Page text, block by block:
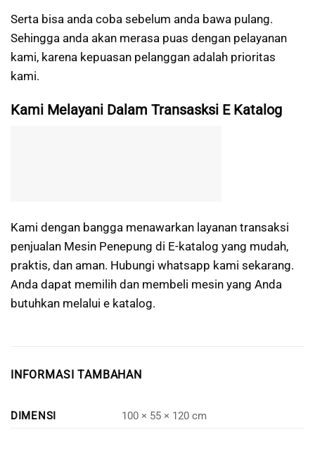
Serta bisa anda coba sebelum anda bawa pulang.
Sehingga anda akan merasa puas dengan pelayanan
kami, karena kepuasan pelanggan adalah prioritas
kami.
Kami Melayani Dalam Transasksi E Katalog
Kami dengan bangga menawarkan layanan transaksi
penjualan Mesin Penepung di E-katalog yang mudah,
praktis, dan aman. Hubungi whatsapp kami sekarang.
Anda dapat memilih dan membeli mesin yang Anda
butuhkan melalui e katalog.
INFORMASI TAMBAHAN
DIMENSI 100 × 55 × 120 cm